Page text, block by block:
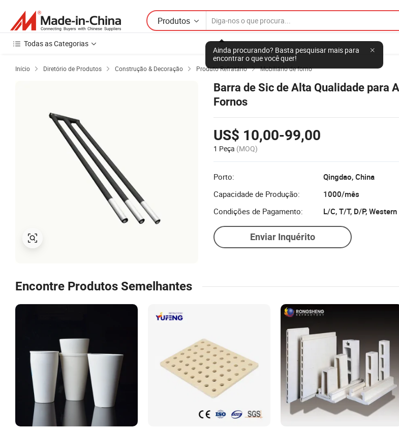
Produtos
Ainda procurando? Basta pesquisar mais para
encontrar o que você quer!
Todas as Categorias
Início  Diretório de Produtos  Construção & Decoração  Produto Refratário  Mobiliário de forno
Barra de Sic de Alta Qualidade para
Fornos
US$ 10,00-99,00
1 Peça (MOQ)
Porto:
Qingdao, China
Capacidade de Produção:
1000/mês
Condições de Pagamento:
Enviar Inquérito
Encontre Produtos Semelhantes